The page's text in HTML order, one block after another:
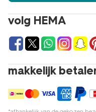
mogelijk bij jou op de
sportshirts om stiekem
omdat ze zo lekker
loungewearvoor
thuis oefeningen te
eens onzetips voor
Aan je outfit zal het in
volg HEMA
makkelijk